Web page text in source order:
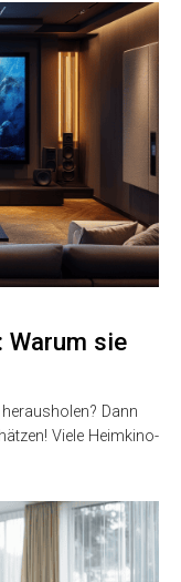
Warum sie
Dann
Viele Heimkino-